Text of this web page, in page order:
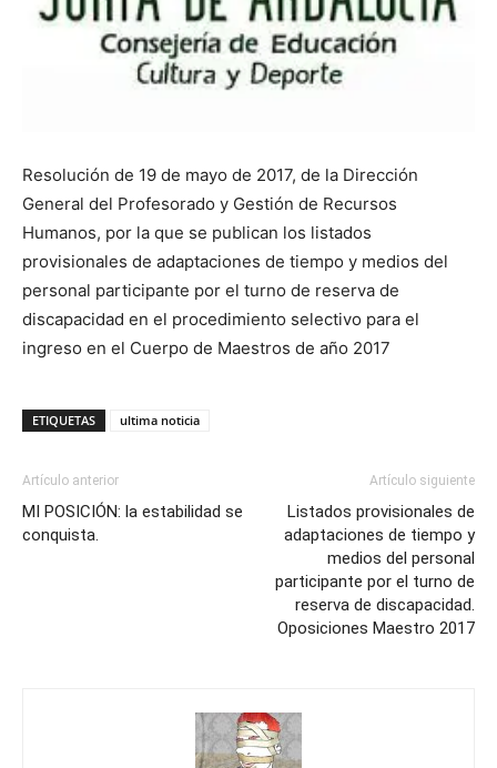
Resolución de 19 de mayo de 2017, de la Dirección
General del Profesorado y Gestión de Recursos
Humanos, por la que se publican los listados
provisionales de adaptaciones de tiempo y medios del
personal participante por el turno de reserva de
discapacidad en el procedimiento selectivo para el
ingreso en el Cuerpo de Maestros de año 2017
ETIQUETAS ultima noticia
Artículo anterior
MI POSICIÓN: la estabilidad se
conquista.
Artículo siguiente
Listados provisionales de
adaptaciones de tiempo y
medios del personal
participante por el turno de
reserva de discapacidad.
Oposiciones Maestro 2017